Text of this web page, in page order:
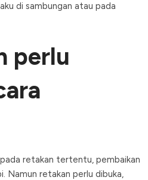
di sambungan atau pada
perlu
retakan tertentu, pembaikan
Namun retakan perlu dibuka,